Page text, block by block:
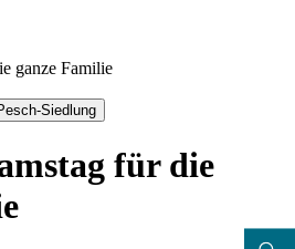
Siedlung
für die